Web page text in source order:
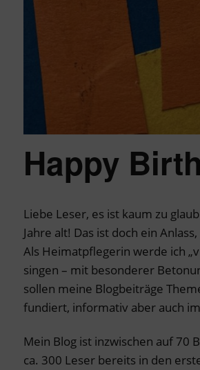
Happy
Liebe Leser, es ist kaum zu
Jahre alt! Das ist doch ein
Als Heimatpflegerin werde ich
singen – mit besonderer
sollen meine Blogbeiträge
fundiert, informativ aber auch
Mein Blog ist inzwischen auf 70
ca. 300 Leser bereits in den